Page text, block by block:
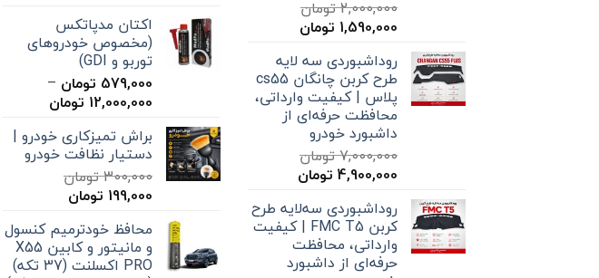
2,000,000تومان
قیمت
2,000,000 تومان
بود.
1,590,000 تومان
1,590,000 تومان
است.
روداشبوردی سه‌ لایه
طرح کربن چانگان cs55
پلاس | کیفیت وارداتی،
محافظت حرفه‌ای از
داشبورد خودرو
7,000,000تومان
قیمت
7,000,000 تومان
بود.
4,900,000 تومان
است.
روداشبوردی سه‌لایه طرح
کربن FMC T5 | کیفیت
وارداتی، محافظت
حرفه‌ای از داشبورد
تا
اکتان مدپاتکس
(مخصوص خودروهای
توربو و GDI)
579,000 تومان –
12,000,000 تومان
تا
براش تمیزکاری خودرو |
دستیار نظافت خودرو
300,000تومان
قیمت
300,000 تومان
بود.
199,000 تومان
199,000 تومان
است.
محافظ خودترمیم کنسول
و مانیتور و کابین X55
PRO اکسلنت (37 تکه)